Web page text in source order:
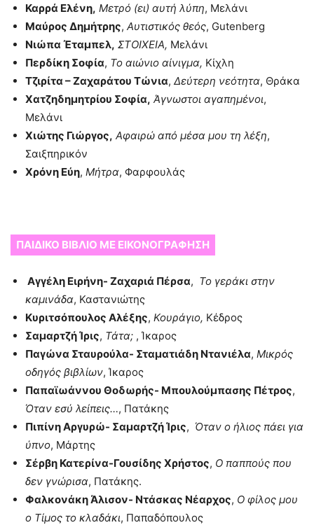
Καρρά Ελένη, Μετρό (ει) αυτή λύπη, Μελάνι
Μαύρος Δημήτρης, Αυτιστικός θεός, Gutenberg
Νιώπα Έταμπελ, ΣΤΟΙΧΕΙΑ, Μελάνι
Περδίκη Σοφία, Το αιώνιο αίνιγμα, Κίχλη
Τζιρίτα – Ζαχαράτου Τώνια, Δεύτερη νεότητα, Θράκα
Χατζηδημητρίου Σοφία, Άγνωστοι αγαπημένοι,
Μελάνι
Χιώτης Γιώργος, Αφαιρώ από μέσα μου τη λέξη,
Σαιξπηρικόν
Χρόνη Εύη, Μήτρα, Φαρφουλάς
ΠΑΙΔΙΚΟ ΒΙΒΛΙΟ ΜΕ ΕΙΚΟΝΟΓΡΑΦΗΣΗ
Αγγέλη Ειρήνη- Ζαχαριά Πέρσα, Το γεράκι στην
καμινάδα, Καστανιώτης
Κυριτσόπουλος Αλέξης, Κουράγιο, Κέδρος
Σαμαρτζή Ίρις, Τάτα; , Ίκαρος
Παγώνα Σταυρούλα- Σταματιάδη Ντανιέλα, Μικρός
οδηγός βιβλίων, Ίκαρος
Παπαϊωάννου Θοδωρής- Μπουλούμπασης Πέτρος,
Όταν εσύ λείπεις…, Πατάκης
Πιπίνη Αργυρώ- Σαμαρτζή Ίρις, Όταν ο ήλιος πάει για
ύπνο, Μάρτης
Σέρβη Κατερίνα-Γουσίδης Χρήστος, Ο παππούς που
δεν γνώρισα, Πατάκης.
Φαλκονάκη Άλισον- Ντάσκας Νέαρχος, Ο φίλος μου
ο Τίμος το κλαδάκι, Παπαδόπουλος